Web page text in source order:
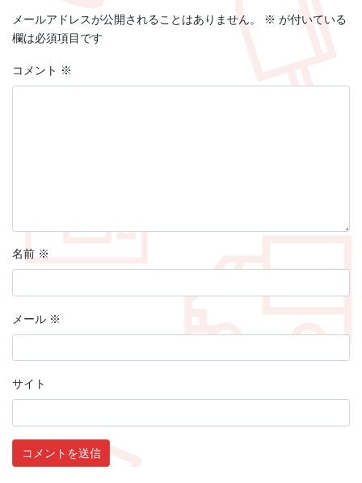
メールアドレスが公開されることはありません。 ※ が付いている
欄は必須項目です
コメント ※
名前 ※
メール ※
サイト